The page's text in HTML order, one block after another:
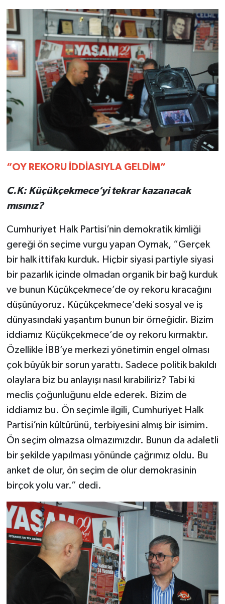
“OY REKORU İDDİASIYLA GELDİM”
C.K: Küçükçekmece’yi tekrar kazanacak
mısınız?
Cumhuriyet Halk Partisi’nin demokratik kimliği
gereği ön seçime vurgu yapan Oymak, “Gerçek
bir halk ittifakı kurduk. Hiçbir siyasi partiyle siyasi
bir pazarlık içinde olmadan organik bir bağ kurduk
ve bunun Küçükçekmece’de oy rekoru kıracağını
düşünüyoruz. Küçükçekmece’deki sosyal ve iş
dünyasındaki yaşantım bunun bir örneğidir. Bizim
iddiamız Küçükçekmece’de oy rekoru kırmaktır.
Özellikle İBB’ye merkezi yönetimin engel olması
çok büyük bir sorun yarattı. Sadece politik bakıldı
olaylara biz bu anlayışı nasıl kırabiliriz? Tabi ki
meclis çoğunluğunu elde ederek. Bizim de
iddiamız bu. Ön seçimle ilgili, Cumhuriyet Halk
Partisi’nin kültürünü, terbiyesini almış bir isimim.
Ön seçim olmazsa olmazımızdır. Bunun da adaletli
bir şekilde yapılması yönünde çağrımız oldu. Bu
anket de olur, ön seçim de olur demokrasinin
birçok yolu var.” dedi.